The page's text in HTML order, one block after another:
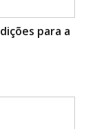
para a